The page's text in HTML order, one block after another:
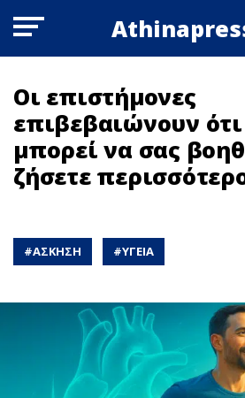
Οι επιστήμονες
επιβεβαιώνουν
μπορεί να σας
ζήσετε
#ΑΣΚΗΣΗ #ΥΓΕΙΑ